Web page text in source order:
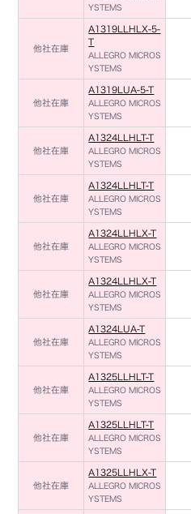
YSTEMS
他社在庫
A1319LLHLX-5-
T
ALLEGRO MICROS
YSTEMS
他社在庫
A1319LUA-5-T
ALLEGRO MICROS
YSTEMS
他社在庫
A1324LLHLT-T
ALLEGRO MICROS
YSTEMS
他社在庫
A1324LLHLT-T
ALLEGRO MICROS
YSTEMS
他社在庫
A1324LLHLX-T
ALLEGRO MICROS
YSTEMS
他社在庫
A1324LLHLX-T
ALLEGRO MICROS
YSTEMS
他社在庫
A1324LUA-T
ALLEGRO MICROS
YSTEMS
他社在庫
A1325LLHLT-T
ALLEGRO MICROS
YSTEMS
他社在庫
A1325LLHLT-T
ALLEGRO MICROS
YSTEMS
他社在庫
A1325LLHLX-T
ALLEGRO MICROS
YSTEMS